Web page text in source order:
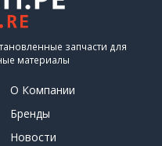
запчасти для
материалы
О Компании
Бренды
Новости